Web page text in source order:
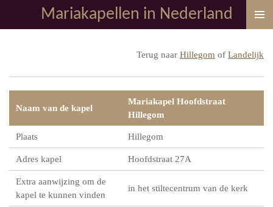
direct
Mariakapellen in Nederland
Terug naar Hillegom of Landelijk
Naam van de kapel
Mariakapel Hoofdstraat
Hillegom
Plaats Hillegom
Adres kapel Hoofdstraat 27A
Extra aanwijzing om de
kapel te kunnen vinden
in het stiltecentrum van de kerk